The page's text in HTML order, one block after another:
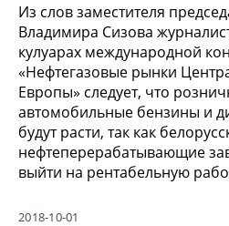
Из слов заместителя
Владимира Сизова
кулуарах международной
«Нефтегазовые рынки
Европы» следует, что
автомобильные бензины и
будут расти, так как
нефтеперерабатывающие
выйти на рентабельную
2018-10-01